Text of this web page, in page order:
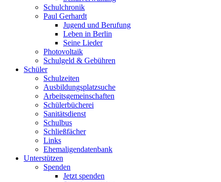
Schulchronik
Paul Gerhardt
Jugend und Berufung
Leben in Berlin
Seine Lieder
Photovoltaik
Schulgeld & Gebühren
Schüler
Schulzeiten
Ausbildungsplatzsuche
Arbeitsgemeinschaften
Schülerbücherei
Sanitätsdienst
Schulbus
Schließfächer
Links
Ehemaligendatenbank
Unterstützen
Spenden
Jetzt spenden